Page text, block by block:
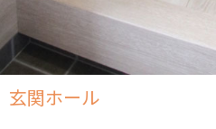
玄関ホール